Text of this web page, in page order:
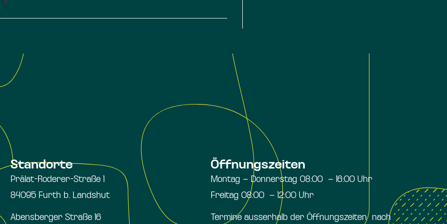
Standorte
Prälat-Roderer-Straße 1
84095 Furth b. Landshut
Abensberger Straße 16
Öffnungszeiten
Montag – Donnerstag 08:00 – 16:00 Uhr
Freitag 08:00 – 12:00 Uhr
Termine ausserhalb der Öffnungszeiten nach